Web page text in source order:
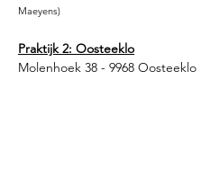
Maeyens)
Praktijk 2: Oosteeklo
Molenhoek 38 - 9968 Oosteeklo